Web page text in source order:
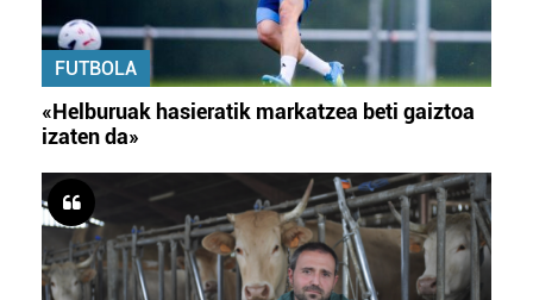
FUTBOLA
«Helburuak hasieratik markatzea beti gaiztoa
izaten da»